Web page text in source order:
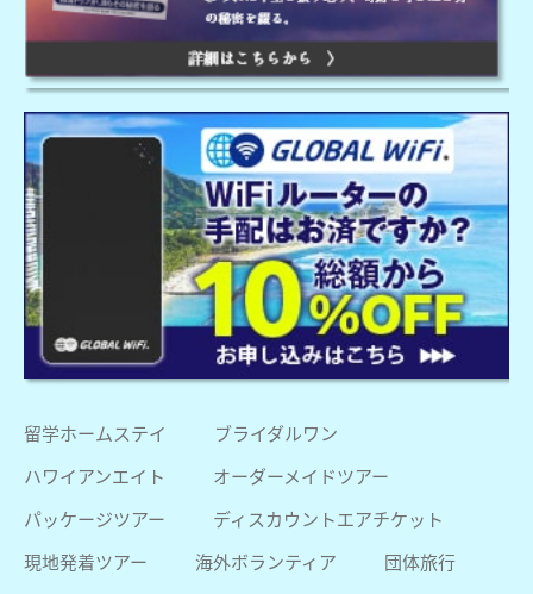
留学ホームステイ
ブライダルワン
ハワイアンエイト
オーダーメイドツアー
パッケージツアー
ディスカウントエアチケット
現地発着ツアー
海外ボランティア
団体旅行